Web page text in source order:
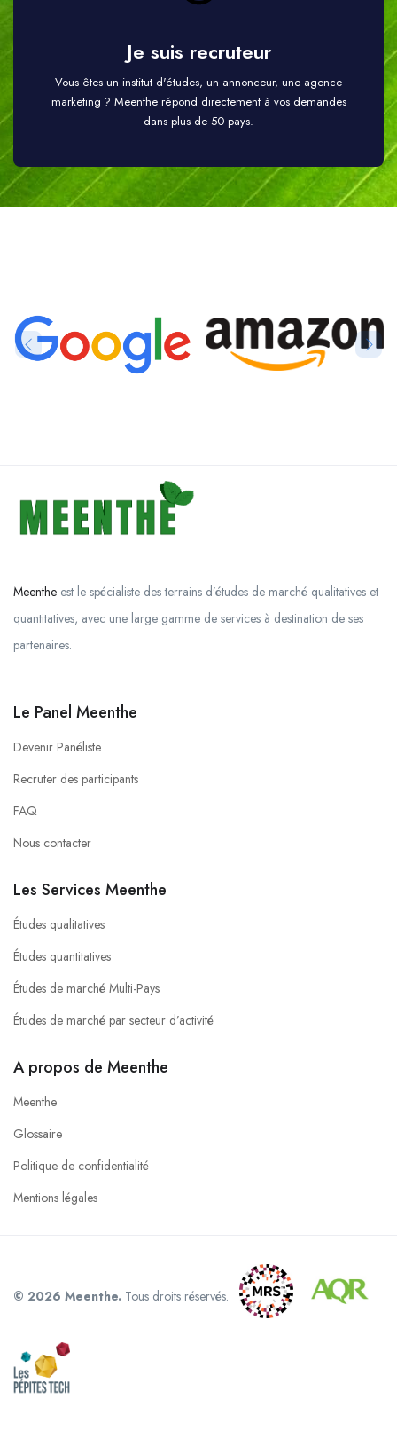
Je suis recruteur
Vous êtes un institut d'études, un annonceur, une agence
marketing ? Meenthe répond directement à vos demandes
dans plus de 50 pays.
Meenthe est le spécialiste des terrains d’études de marché qualitatives et
quantitatives, avec une large gamme de services à destination de ses
partenaires.
Le Panel Meenthe
Devenir Panéliste
Recruter des participants
FAQ
Nous contacter
Les Services Meenthe
Études qualitatives
Études quantitatives
Études de marché Multi-Pays
Études de marché par secteur d’activité
A propos de Meenthe
Meenthe
Glossaire
Politique de confidentialité
Mentions légales
© 2026 Meenthe. Tous droits réservés.